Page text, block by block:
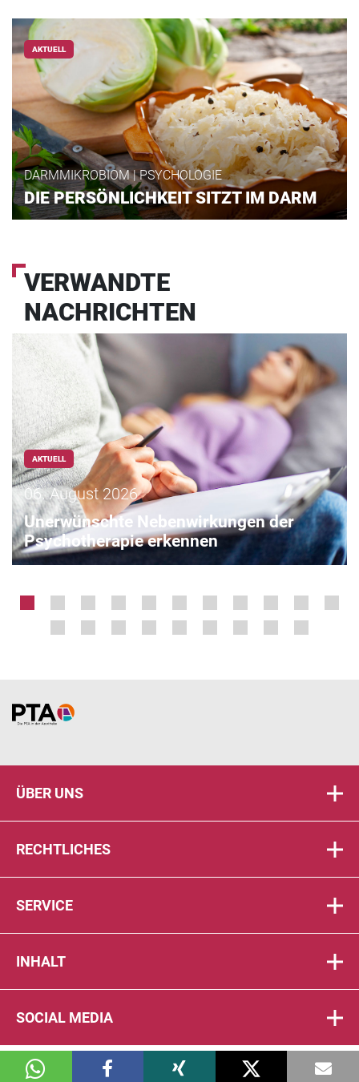
AKTUELL
DARMMIKROBIOM | PSYCHOLOGIE
DIE PERSÖNLICHKEIT SITZT IM DARM
VERWANDTE
NACHRICHTEN
AKTUELL
06. August 2026
Unerwünschte Nebenwirkungen der
Psychotherapie erkennen
Home
ÜBER UNS
RECHTLICHES
SERVICE
INHALT
SOCIAL MEDIA
© 2026 DIE PTA IN DER APOTHEKE